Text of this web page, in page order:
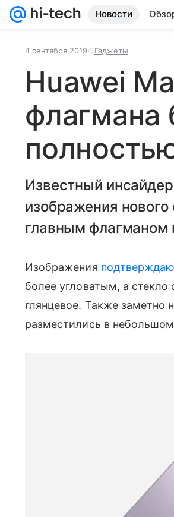
Новости
4 сентября 2019 Гаджеты
Huawei
флагмана
Известный
изображения
главным флагманом
Изображения
более угловатым, а
глянцевое. Также
разместились в небольшом